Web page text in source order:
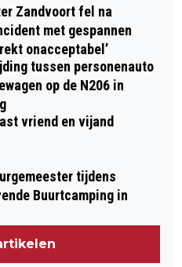
Zandvoort fel na
met gespannen
onacceptabel’
tussen personenauto
op de N206 in
vriend en vijand
tijdens
Buurtcamping in